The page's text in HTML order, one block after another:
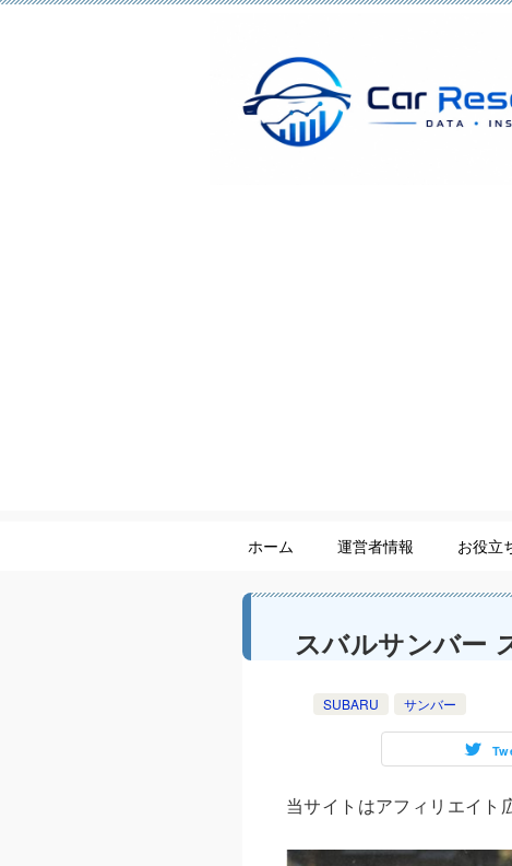
ホーム 運営者情報 お役立
スバルサンバー
SUBARU サンバー
当サイトはアフィリエイト